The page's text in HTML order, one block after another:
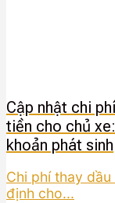
Cập nhật chi
tiền cho chủ
khoản phát sinh
Chi phí thay
định cho...